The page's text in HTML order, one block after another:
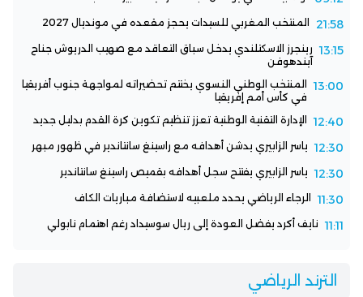
21:58 المنتخب المغربي للسيدات يحجز مقعده في مونديال 2027
13:15 رينجرز الاسكتلندي يدخل سباق التعاقد مع صهيب الدريوش جناح
آيندهوفن
13:00
المنتخب الوطني النسوي يختتم تحضيراته لمواجهة جنوب أفريقيا
في كأس أمم إفريقيا
12:40 الإدارة التقنية الوطنية تعزز تنظيم تكوين كرة القدم بدليل جديد
12:30 ياسر الزابيري يدشن أهدافه مع راسينغ سانتاندير في ظهور مبهر
12:30 ياسر الزابيري يفتتح سجل أهدافه بقميص راسينغ سانتاندير
11:30 الرجاء الرياضي يحدد ملعبيه لاستضافة مباريات الكاف
11:11 نايف أكرد يفضل العودة إلى ريال سوسيداد رغم اهتمام نابولي
الترند الرياضي